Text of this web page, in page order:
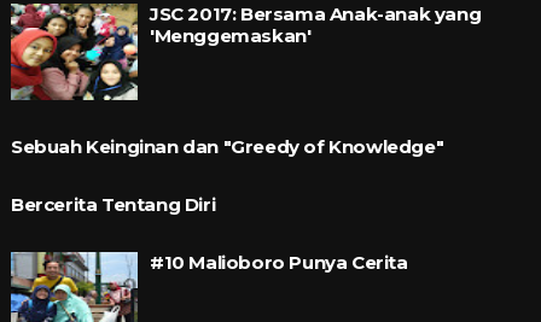
JSC 2017: Bersama Anak-anak yang
'Menggemaskan'
Sebuah Keinginan dan "Greedy of Knowledge"
Bercerita Tentang Diri
#10 Malioboro Punya Cerita